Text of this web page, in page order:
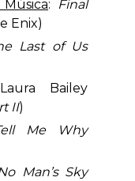
:
Final
Enix)
Last of Us
Bailey
II)
Me Why
Man’s Sky